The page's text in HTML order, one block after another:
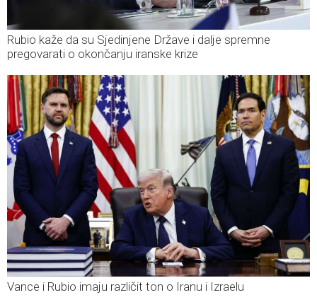
Rubio kaže da su Sjedinjene Države i dalje spremne
pregovarati o okončanju iranske krize
Vance i Rubio imaju različit ton o Iranu i Izraelu